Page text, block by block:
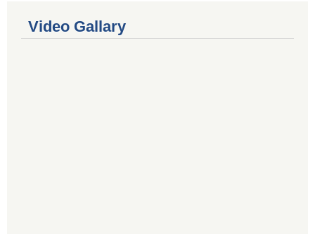
Video Gallary